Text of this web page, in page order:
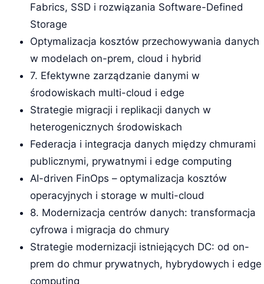
Fabrics, SSD i rozwiązania Software-Defined
Storage
Optymalizacja kosztów przechowywania danych
w modelach on-prem, cloud i hybrid
7. Efektywne zarządzanie danymi w
środowiskach multi-cloud i edge
Strategie migracji i replikacji danych w
heterogenicznych środowiskach
Federacja i integracja danych między chmurami
publicznymi, prywatnymi i edge computing
AI-driven FinOps – optymalizacja kosztów
operacyjnych i storage w multi-cloud
8. Modernizacja centrów danych: transformacja
cyfrowa i migracja do chmury
Strategie modernizacji istniejących DC: od on-
prem do chmur prywatnych, hybrydowych i edge
computing